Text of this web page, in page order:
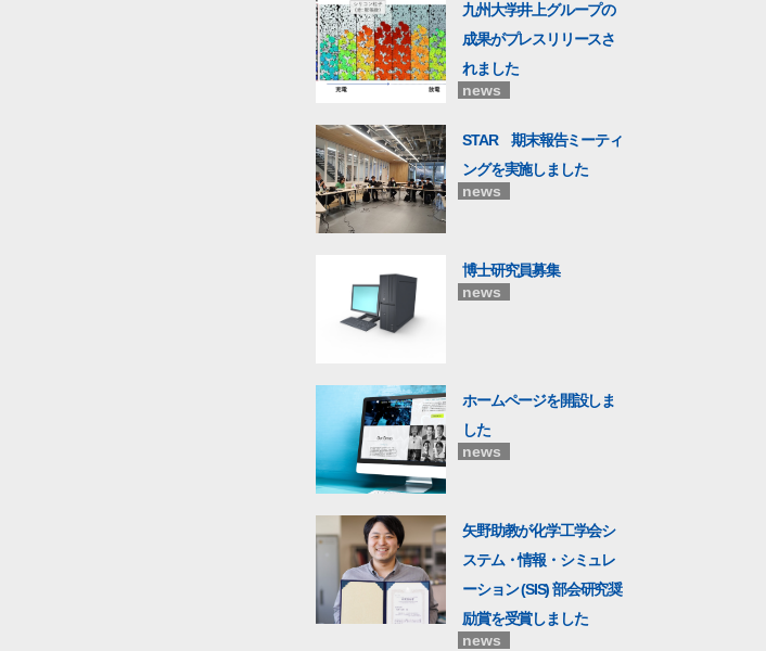
九州大学井上グループの
成果がプレスリリースさ
れました
news
STAR 期末報告ミーティ
ングを実施しました
news
博士研究員募集
news
ホームページを開設しま
した
news
矢野助教が化学工学会シ
ステム・情報・シミュレ
ーション (SIS) 部会研究奨
励賞を受賞しました
news